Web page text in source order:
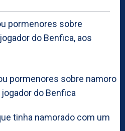
pormenores sobre
do Benfica, aos
tinha namorado com um